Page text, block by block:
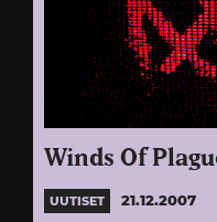
Winds Of
UUTISET 21.12.2007